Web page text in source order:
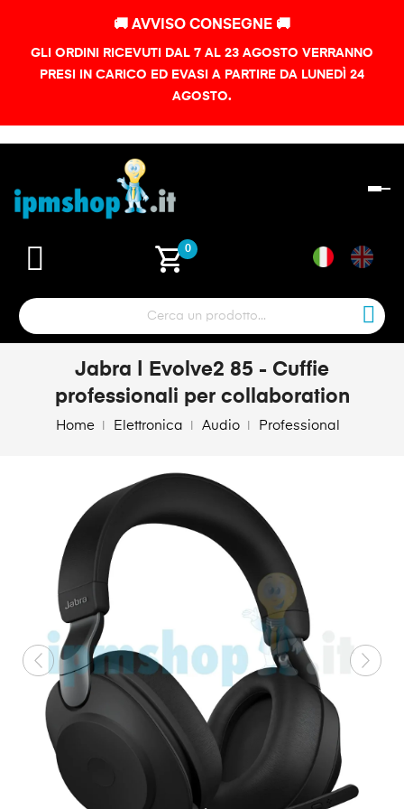
🚚 AVVISO CONSEGNE 🚚
GLI ORDINI RICEVUTI DAL 7 AL 23 AGOSTO VERRANNO
PRESI IN CARICO ED EVASI A PARTIRE DA LUNEDÌ 24
AGOSTO.
shopping_cart0
Jabra | Evolve2 85 - Cuffie
professionali per collaboration
Home Elettronica Audio Professional